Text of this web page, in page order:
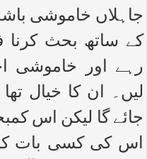
جاہلاں خاموشی
کے ساتھ بحث کرنا
رہے اور خاموشی
لیں۔ ان کا خیال
جائے گا لیکن اس
اس کی کسی بات